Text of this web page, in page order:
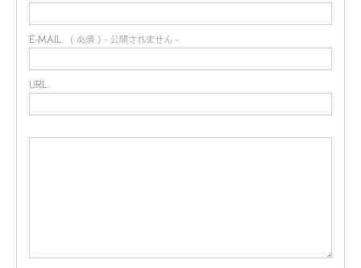
E-MAIL ( 必須 ) - 公開されません -
URL